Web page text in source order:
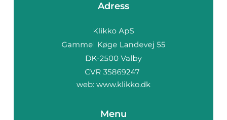
Adress
web: www.klikko.dk
Menu